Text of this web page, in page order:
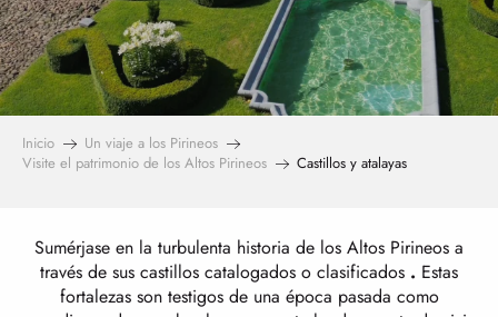
Inicio
Un viaje a los Pirineos
Visite el patrimonio de los Altos Pirineos
Castillos y atalayas
Sumérjase en la turbulenta historia de los Altos Pirineos a
través de sus castillos catalogados o clasificados . Estas
fortalezas son testigos de una época pasada como